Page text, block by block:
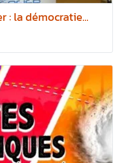
: la démocratie...